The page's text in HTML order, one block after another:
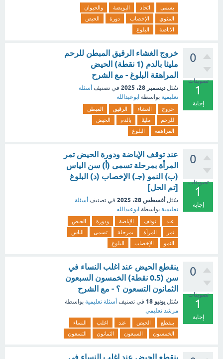
يسمى اتحاد البويضة
والحيوان
المنوي
الإخصاب دورة
الحيض
الاباضة
البلوغ
0
تصويتات
1
إجابة
خروج الغشاء الرقيق المبطن للرحم
مليئا بالدم (1 نقطة) الحيض
المراهقة البلوغ - مع الشرح
سُئل ديسمبر 28، 2025 في تصنيف أسئلة
تعليمية بواسطة ابوعبدالله
خروج الغشاء الرقيق
المبطن
للرحم
مليئا بالدم
الحيض
المراهقة
البلوغ
0
تصويتات
1
إجابة
عند توقف الإباضة ودورة الحيض تمر
المرأة بمرحلة تسمى (أ) سن الياس
(ب) النمو (جـ) الإخصاب (د) البلوغ
[تم الحل]
سُئل أغسطس 28، 2025 في تصنيف أسئلة
تعليمية بواسطة ابوعبدالله
عند توقف الإباضة ودورة
الحيض
تمر
المرأة بمرحلة تسمى
الياس
النمو
الإخصاب البلوغ
0
تصويتات
1
إجابة
ينقطع الحيض عند اغلب النساء في
سن (0.5 نقطة) الخمسون السبعون
الثمانون التسعون ؟ - مع الشرح
سُئل يونيو 18 في تصنيف أسئلة تعليمية بواسطة
مرشد تعليمي
ينقطع الحيض عند اغلب
النساء
الخمسون
السبعون الثمانون التسعون